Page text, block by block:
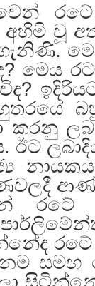
අහිමි වූ
මෙය
කරනු
රටේ
සමඟ